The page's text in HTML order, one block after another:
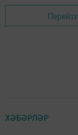
ХӘБӘРЛӘР